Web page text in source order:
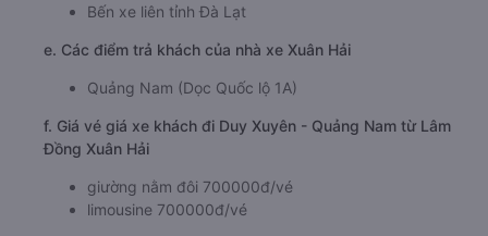
Bến xe liên tỉnh Đà Lạt
e. Các điểm trả khách của nhà xe Xuân Hải
Quảng Nam (Dọc Quốc lộ 1A)
f. Giá vé giá xe khách đi Duy Xuyên - Quảng Nam từ Lâm
Đồng Xuân Hải
giường nằm đôi 700000đ/vé
limousine 700000đ/vé